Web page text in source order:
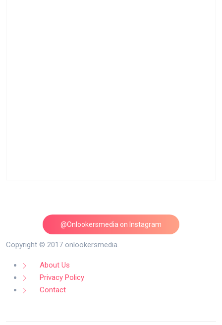
@Onlookersmedia on Instagram
Follow on Instagram
Copyright © 2017 onlookersmedia.
About Us
Privacy Policy
Contact